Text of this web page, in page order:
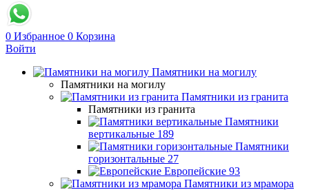
0 Избранное 0 Корзина
Войти
Памятники на могилу
Памятники на могилу
Памятники из гранита
Памятники из гранита
Памятники
вертикальные 189
Памятники
горизонтальные 27
Европейские 93
Памятники из мрамора